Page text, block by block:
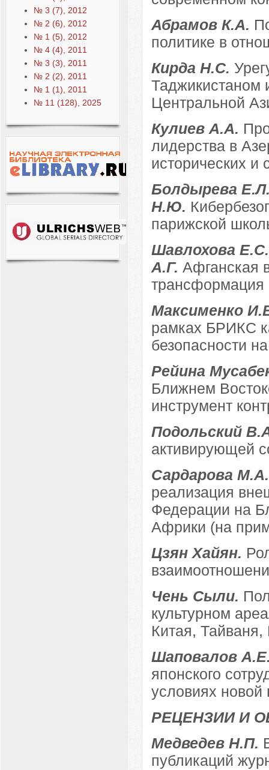
№ 3 (7), 2012
№ 2 (6), 2012
№ 1 (5), 2012
№ 4 (4), 2011
№ 3 (3), 2011
№ 2 (2), 2011
№ 1 (1), 2011
№ 11 (128), 2025
Абрамов К.А.
политике в
Кирда Н.С.
Таджикистаном
Центральной
Кулиев А.А.
лидерства в
исторических
Болдырева
Н.Ю.
парижской
Шавлохова
А.Г. Афганская
Максименко
рамках БРИКС
безопасности
Рейина
Ближнем
инструмент
Подольский
активирующей
Сардарова
реализация
Федерации на
Африки (на
Цзян Хайян.
Чень Сыли.
культурном
Китая, Тайваня,
Шаповалов
японского
условиях новой
РЕЦЕНЗИИ И
Медведев Н.П.
публикаций